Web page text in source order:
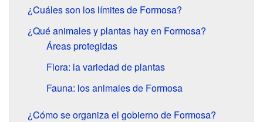
¿Cuáles son los límites de Formosa?
¿Qué animales y plantas hay en Formosa?
Áreas protegidas
Flora: la variedad de plantas
Fauna: los animales de Formosa
¿Cómo se organiza el gobierno de Formosa?